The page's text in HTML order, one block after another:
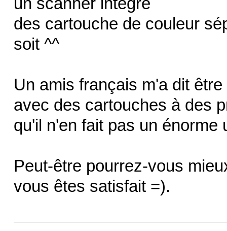
des cartouche de couleur
soit ^^
Un amis français m'a dit
avec des cartouches à des
qu'il n'en fait pas un énorme
Peut-être pourrez-vous
vous êtes satisfait =).